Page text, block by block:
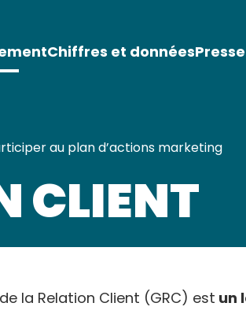
Chiffres et données
au plan d’actions marketing
CLIENT
la Relation Client (GRC) est un